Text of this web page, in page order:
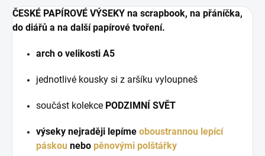
ČESKÉ PAPÍROVÉ VÝSEKY na scrapbook, na přáníčka,
do diářů a na další papírové tvoření.
arch o velikosti A5
jednotlivé kousky si z aršíku vyloupneš
součást kolekce PODZIMNÍ SVĚT
výseky nejraději lepíme oboustrannou lepící
páskou nebo pěnovými polštářky